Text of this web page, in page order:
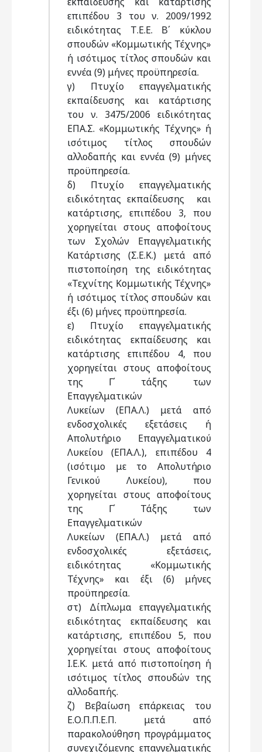
επιπέδου 3 του ν. 2009/1992
ειδικότητας Τ.Ε.Ε. Β΄ κύκλου
σπουδών «Κομμωτικής Τέχνης»
ή ισότιμος τίτλος σπουδών και
εννέα (9) μήνες προϋπηρεσία.
γ) Πτυχίο επαγγελματικής
εκπαίδευσης και κατάρτισης
του ν. 3475/2006 ειδικότητας
ΕΠΑ.Σ. «Κομμωτικής Τέχνης» ή
ισότιμος τίτλος σπουδών
αλλοδαπής και εννέα (9) μήνες
προϋπηρεσία.
δ) Πτυχίο επαγγελματικής
ειδικότητας εκπαίδευσης και
κατάρτισης, επιπέδου 3, που
χορηγείται στους αποφοίτους
των Σχολών Επαγγελματικής
Κατάρτισης (Σ.Ε.Κ.) μετά από
πιστοποίηση της ειδικότητας
«Τεχνίτης Κομμωτικής Τέχνης»
ή ισότιμος τίτλος σπουδών και
έξι (6) μήνες προϋπηρεσία.
ε) Πτυχίο επαγγελματικής
ειδικότητας εκπαίδευσης και
κατάρτισης επιπέδου 4, που
χορηγείται στους αποφοίτους
της Γ΄ τάξης των
Επαγγελματικών
Λυκείων (ΕΠΑ.Λ.) μετά από
ενδοσχολικές εξετάσεις ή
Απολυτήριο Επαγγελματικού
Λυκείου (ΕΠΑ.Λ.), επιπέδου 4
(ισότιμο με το Απολυτήριο
Γενικού Λυκείου), που
χορηγείται στους αποφοίτους
της Γ΄ Τάξης των
Επαγγελματικών
Λυκείων (ΕΠΑ.Λ.) μετά από
ενδοσχολικές εξετάσεις,
ειδικότητας «Κομμωτικής
Τέχνης» και έξι (6) μήνες
προϋπηρεσία.
στ) Δίπλωμα επαγγελματικής
ειδικότητας εκπαίδευσης και
κατάρτισης, επιπέδου 5, που
χορηγείται στους αποφοίτους
Ι.Ε.Κ. μετά από πιστοποίηση ή
ισότιμος τίτλος σπουδών της
αλλοδαπής.
ζ) Βεβαίωση επάρκειας του
Ε.Ο.Π.Π.Ε.Π. μετά από
παρακολούθηση προγράμματος
συνεχιζόμενης επαγγελματικής